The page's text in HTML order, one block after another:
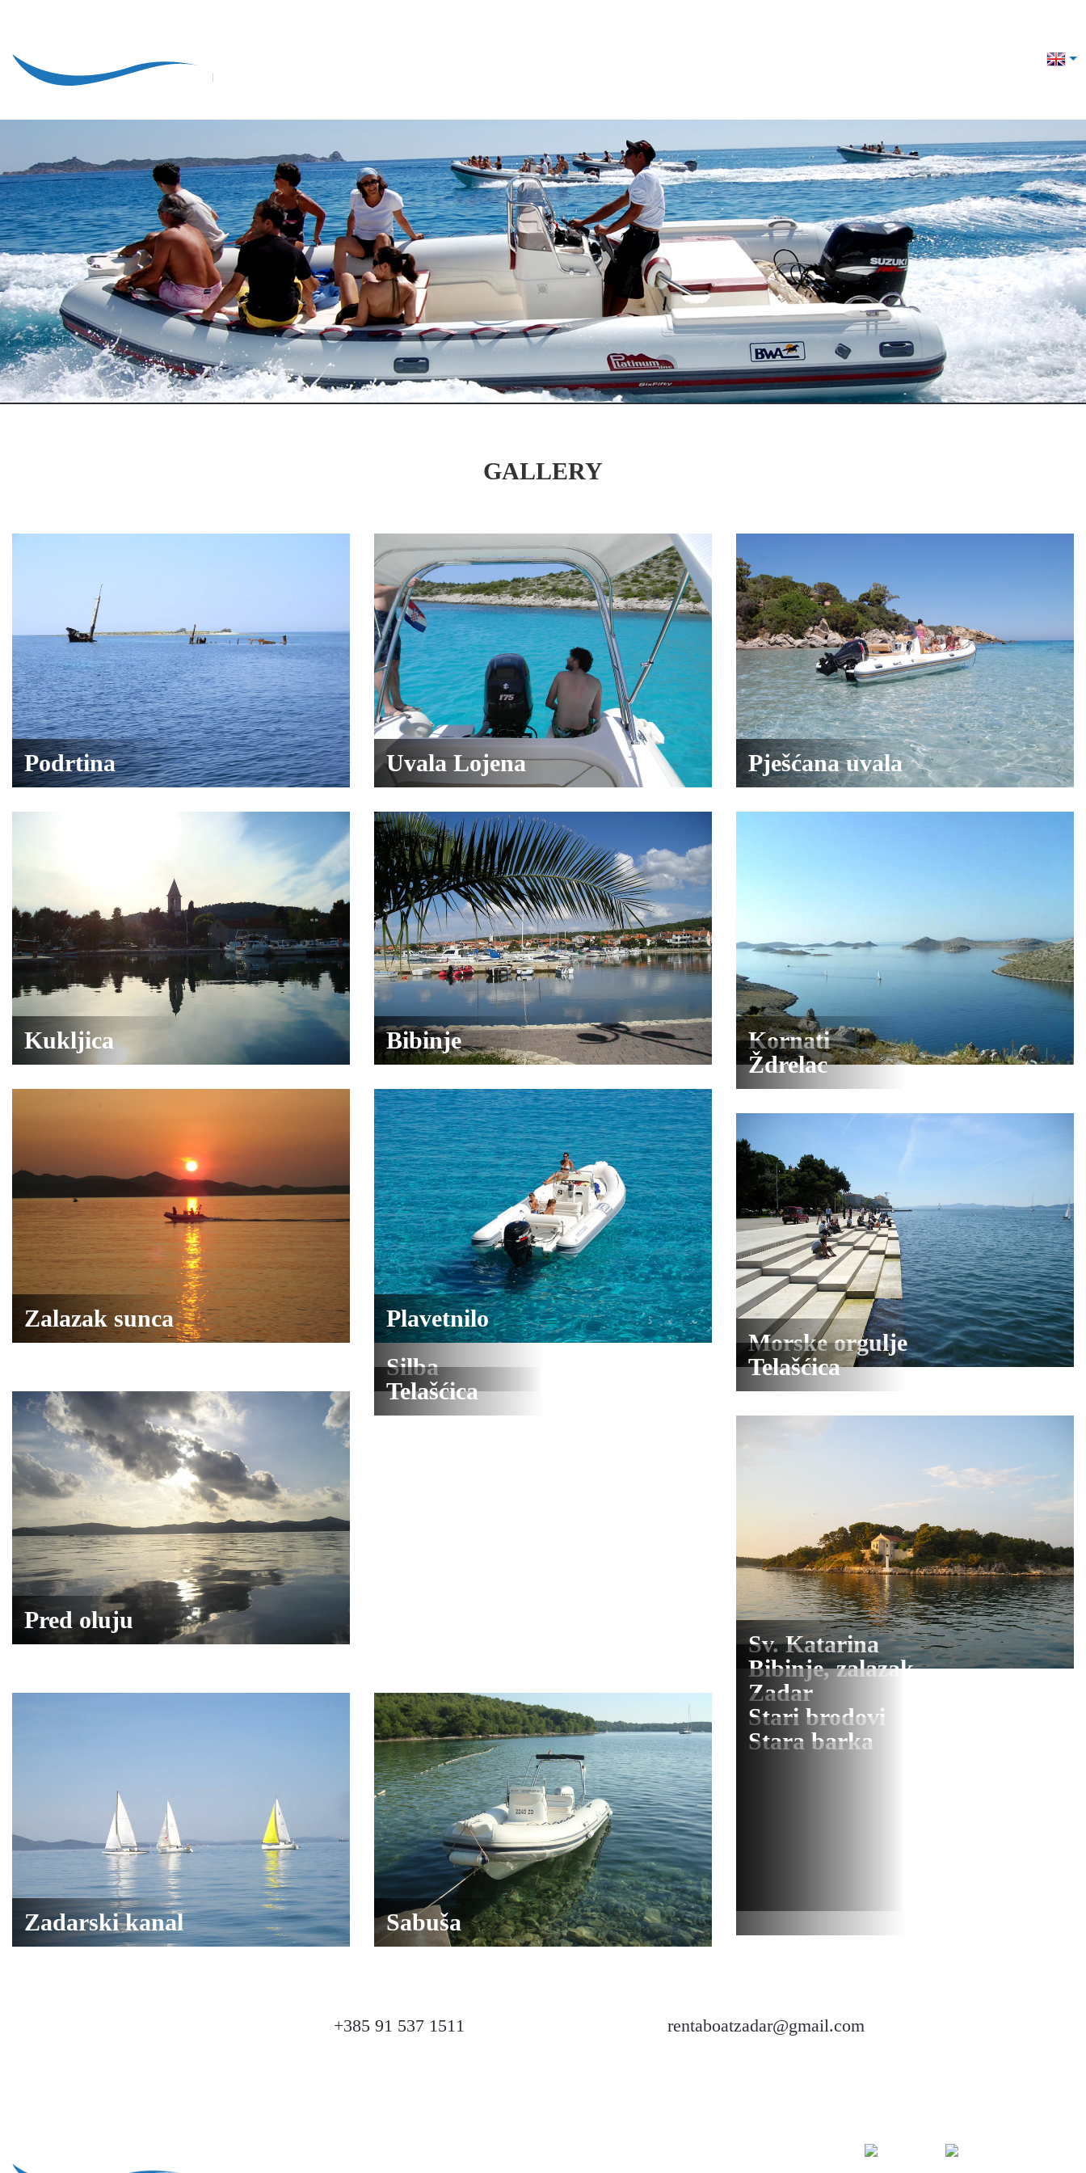
GALLERY
Podrtina Uvala Lojena Pješćana uvala
Kukljica Bibinje Kornati
Zalazak sunca Plavetnilo
Ždrelac
Morske orgulje
Pred oluju
Silba
Telašćica
Telašćica
Sv. Katarina
Zadarski kanal Sabuša
Bibinje, zalazak
Zadar
Stari brodovi
Stara barka
+385 91 537 1511 rentaboatzadar@gmail.com